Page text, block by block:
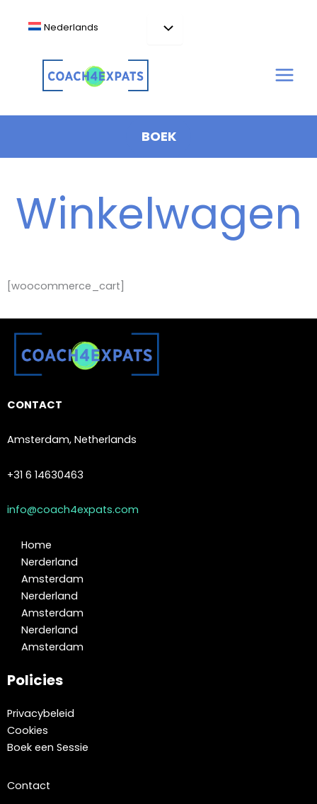
Nederlands
BOEK
Winkelwagen
[woocommerce_cart]
CONTACT
Amsterdam, Netherlands
+31 6 14630463
info@coach4expats.com
Home
Nerderland
Amsterdam
Nerderland
Amsterdam
Nerderland
Amsterdam
Policies
Privacybeleid
Cookies
Boek een Sessie
Contact